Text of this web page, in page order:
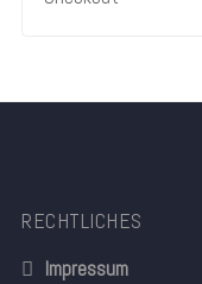
RECHTLICHES
Impressum